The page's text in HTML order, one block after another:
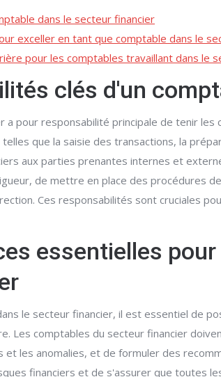
dans le secteur financier
exceller en tant que comptable dans le
pour les comptables travaillant dans le
clés d'un
a pour responsabilité principale de tenir
que la saisie des transactions, la
aux parties prenantes internes et
de mettre en place des procédures
Ces responsabilités sont cruciales
essentielles
le secteur financier, il est essentiel de
Les comptables du secteur financier
les anomalies, et de formuler des
financiers et de s'assurer que toutes